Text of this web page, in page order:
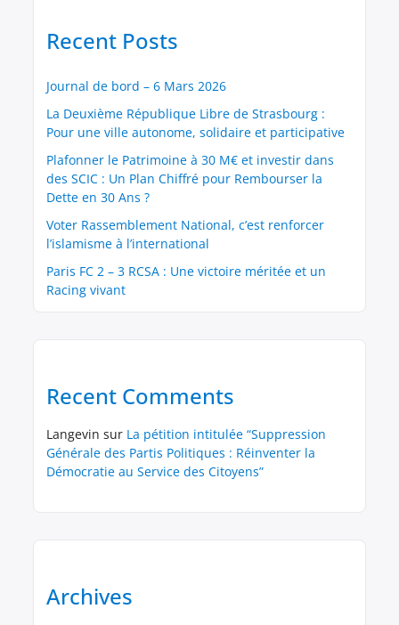
Recent Posts
Journal de bord – 6 Mars 2026
La Deuxième République Libre de Strasbourg :
Pour une ville autonome, solidaire et participative
Plafonner le Patrimoine à 30 M€ et investir dans
des SCIC : Un Plan Chiffré pour Rembourser la
Dette en 30 Ans ?
Voter Rassemblement National, c’est renforcer
l’islamisme à l’international
Paris FC 2 – 3 RCSA : Une victoire méritée et un
Racing vivant
Recent Comments
Langevin sur La pétition intitulée “Suppression
Générale des Partis Politiques : Réinventer la
Démocratie au Service des Citoyens”
Archives